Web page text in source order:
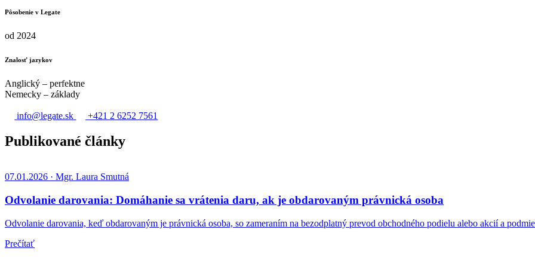
Pôsobenie v Legate
od 2024
Znalosť jazykov
Anglický – perfektne
Nemecky – základy
info@legate.sk +421 2 6252 7561
Publikované články
07.01.2026 · Mgr. Laura Smutná
Odvolanie darovania: Domáhanie sa vrátenia daru, ak je obdarovaným právnická osoba
Odvolanie darovania, keď obdarovaným je právnická osoba, so zameraním na bezodplatný prevod obchodného podielu alebo akcií a
Prečítať